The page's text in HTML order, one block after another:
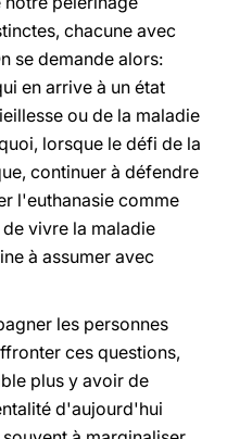
chacune avec
se demande alors:
en arrive à un état
ou de la maladie
lorsque le défi de la
continuer à défendre
l'euthanasie comme
vivre la maladie
à assumer avec
les personnes
ces questions,
plus y avoir de
d'aujourd'hui